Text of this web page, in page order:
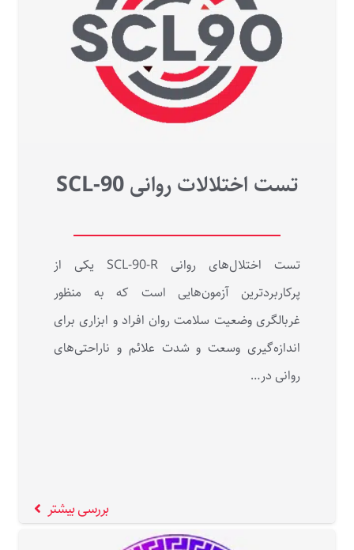
تست اختلالات روانی SCL-90
تست اختلال‌های روانی SCL-90-R یکی از
پرکاربردترین آزمون‌هایی است که به منظور
غربالگری وضعیت سلامت روان افراد و ابزاری برای
اندازه‌گیری وسعت و شدت علائم و ناراحتی‌های
روانی در…
بررسی بیشتر